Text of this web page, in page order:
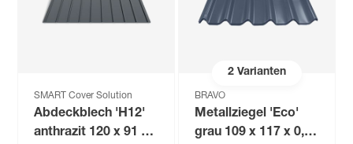
SMART Cover Solution
Abdeckblech 'H12'
anthrazit 120 x 91 x
2Varianten
BRAVO
Metallziegel 'Eco'
grau 109 x 117 x 0,04